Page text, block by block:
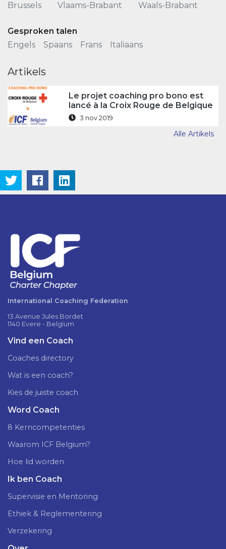
Brussels
Vlaams-Brabant Waals-Brabant
Gesproken talen
Engels
Spaans Frans Italiaans
Artikels
Le projet coaching pro bono est
lancé à la Croix Rouge de Belgique
3 nov 2019
Alle Artikels
International Coaching Federation
13 Avenue Jules Bordet
1140 Evere - Belgium
Vind een Coach
Coaches directory
Wat is een coach?
Kies de juiste coach
Word Coach
8 Kerncompetenties
Waarom ICF Belgium?
Hoe lid worden
Ik ben Coach
Supervisie en Mentoring
Ethiek & Reglementering
Verzekering